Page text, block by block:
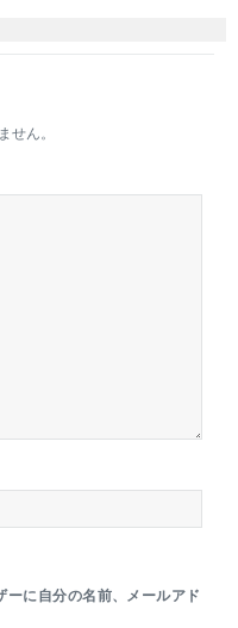
せん。
に自分の名前、メールアド